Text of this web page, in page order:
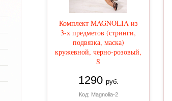
Комплект MAGNOLIA из
3-х предметов (стринги,
подвязка, маска)
кружевной, черно-розовый,
S
1290 руб.
Код: Magnolia-2